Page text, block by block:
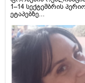
1–14 სექტემბრის
ეტაპებზე...